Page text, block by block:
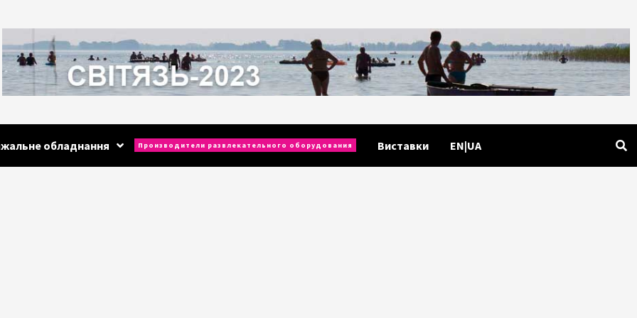
обладнання Производители развлекательного оборудования Виставки EN|UA